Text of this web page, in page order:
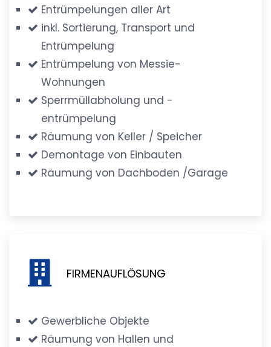
Entrümpelungen aller Art
inkl. Sortierung, Transport und
Entrümpelung
Entrümpelung von Messie-
Wohnungen
Sperrmüllabholung und -
entrümpelung
Räumung von Keller / Speicher
Demontage von Einbauten
Räumung von Dachboden /Garage
FIRMENAUFLÖSUNG
Gewerbliche Objekte
Räumung von Hallen und